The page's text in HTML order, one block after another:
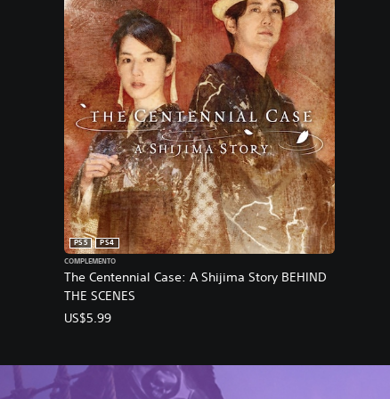
The Centennial Case: A Shijima Story BEHIND
THE SCENES
PS5
PS4
COMPLEMENTO
US$5.99